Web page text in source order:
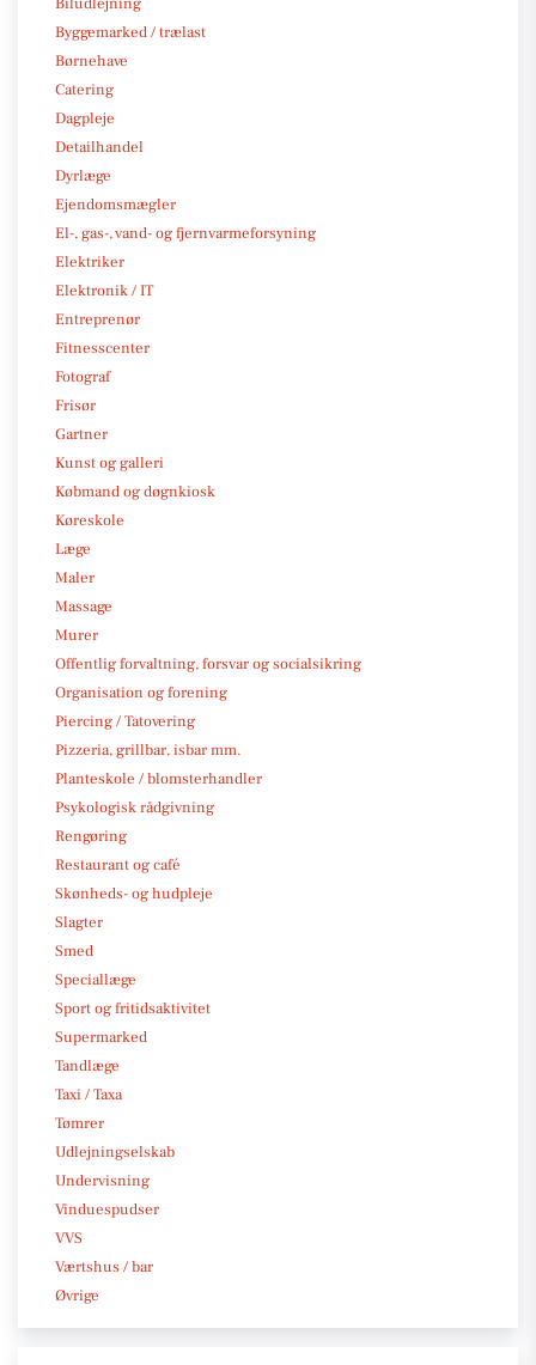
Byggemarked / trælast
Børnehave
Catering
Dagpleje
Detailhandel
Dyrlæge
Ejendomsmægler
El-, gas-, vand- og fjernvarmeforsyning
Elektriker
Elektronik / IT
Entreprenør
Fitnesscenter
Fotograf
Frisør
Gartner
Kunst og galleri
Købmand og døgnkiosk
Køreskole
Læge
Maler
Massage
Murer
Offentlig forvaltning, forsvar og socialsikring
Organisation og forening
Piercing / Tatovering
Pizzeria, grillbar, isbar mm.
Planteskole / blomsterhandler
Psykologisk rådgivning
Rengøring
Restaurant og café
Skønheds- og hudpleje
Slagter
Smed
Speciallæge
Sport og fritidsaktivitet
Supermarked
Tandlæge
Taxi / Taxa
Tømrer
Udlejningselskab
Undervisning
Vinduespudser
VVS
Værtshus / bar
Øvrige